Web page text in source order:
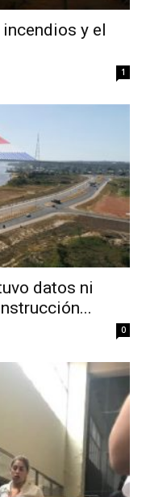
y el
1
datos ni
0